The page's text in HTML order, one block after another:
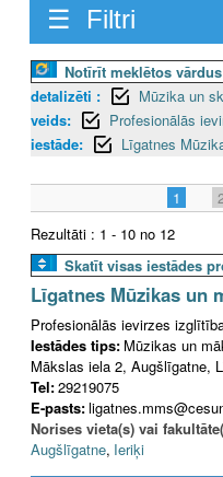
☰ Filtri
Notīrīt meklētos
detalizēti :
Mūzika un
veids:
Profesionālās
iestāde:
Līgatnes
1
Rezultāti : 1 - 10 no 12
Skatīt visas iestādes
Līgatnes Mūzikas un
Profesionālās ievirzes
Iestādes tips: Mūzikas un
Mākslas iela 2, Augšlīgatne,
Tel:29219075
E-pasts:
Norises vieta(s) vai
Augšlīgatne, Ieriķi